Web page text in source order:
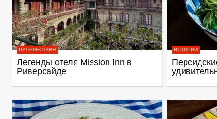
ПУТЕШЕСТВИЯ
Легенды отеля Mission Inn в
Риверсайде
ИСТОРИИ